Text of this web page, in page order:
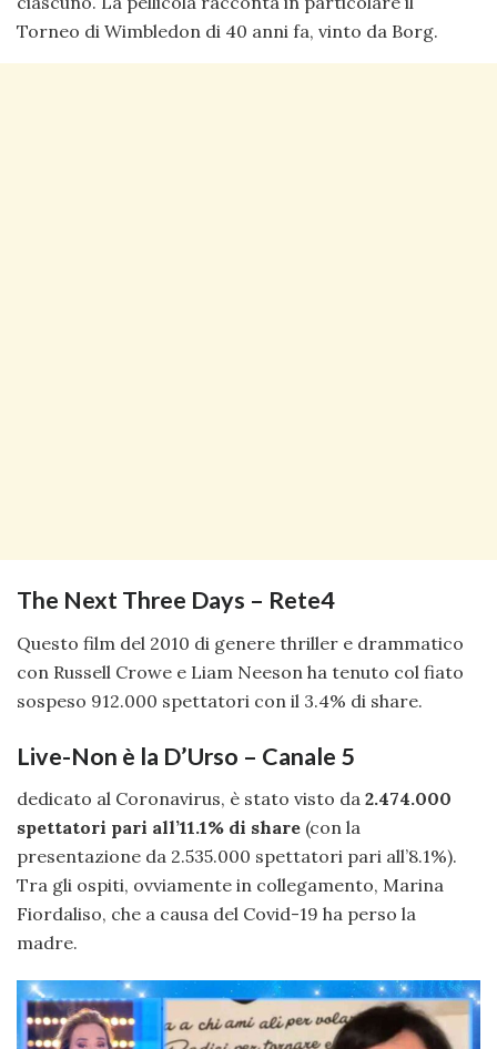
Torneo di Wimbledon di 40 anni fa, vinto da Borg.
The Next Three Days – Rete4
Questo film del 2010 di genere thriller e drammatico
con Russell Crowe e Liam Neeson ha tenuto col fiato
sospeso 912.000 spettatori con il 3.4% di share.
Live-Non è la D’Urso – Canale 5
dedicato al Coronavirus, è stato visto da 2.474.000
spettatori pari all’11.1% di share (con la
presentazione da 2.535.000 spettatori pari all’8.1%).
Tra gli ospiti, ovviamente in collegamento, Marina
Fiordaliso, che a causa del Covid-19 ha perso la
madre.